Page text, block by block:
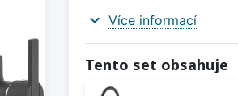
expand_more Více informací
Tento set obsahuje